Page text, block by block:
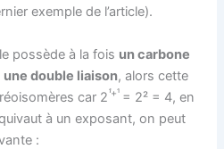
exemple de l’article).
possède à la fois un carbone
une double liaison, alors cette
car 2¹+¹ = 2² = 4, en
à un exposant, on peut
: